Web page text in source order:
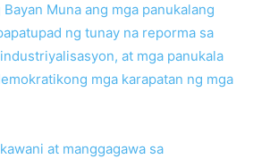
Muna ang mga panukalang
ng tunay na reporma sa
at mga panukala
mga karapatan ng mga
at manggagawa sa